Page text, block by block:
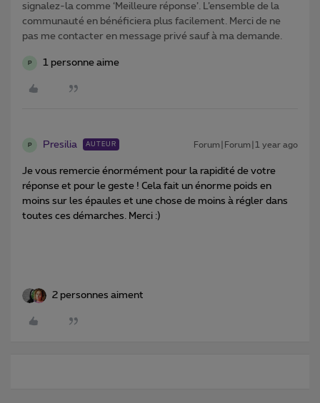
signalez-la comme ‘Meilleure réponse’. L’ensemble de la
communauté en bénéficiera plus facilement. Merci de ne
pas me contacter en message privé sauf à ma demande.
P 1 personne aime
P Presilia AUTEUR Forum|Forum|1 year ago
Je vous remercie énormément pour la rapidité de votre
réponse et pour le geste ! Cela fait un énorme poids en
moins sur les épaules et une chose de moins à régler dans
toutes ces démarches. Merci :)
2 personnes aiment